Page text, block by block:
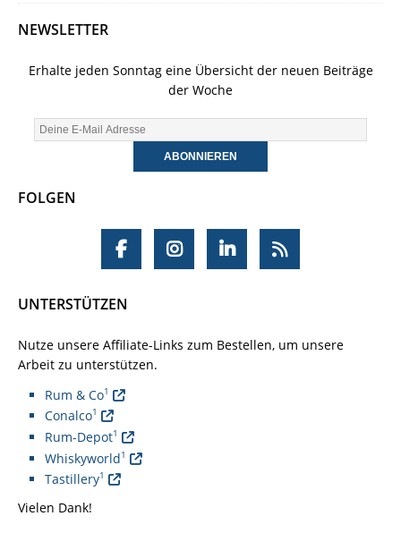
NEWSLETTER
Erhalte jeden Sonntag eine Übersicht der neuen Beiträge
der Woche
FOLGEN
UNTERSTÜTZEN
Nutze unsere Affiliate-Links zum Bestellen, um unsere
Arbeit zu unterstützen.
Rum & Co1
Conalco1
Rum-Depot1
Whiskyworld1
Tastillery1
Vielen Dank!